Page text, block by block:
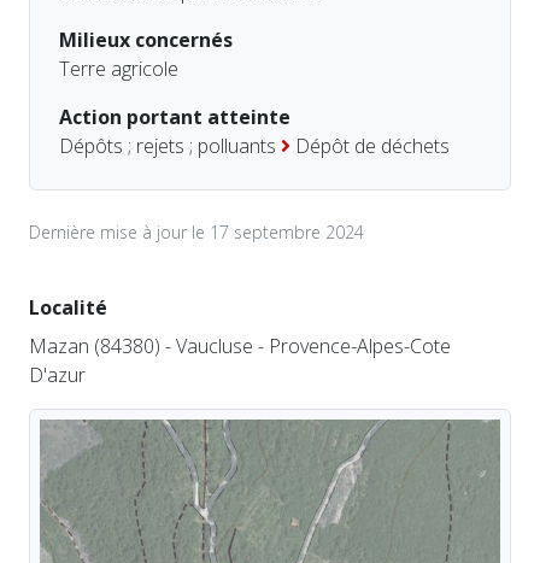
Milieux concernés
Terre agricole
Action portant atteinte
Dépôts ; rejets ; polluants
Dépôt de déchets
Dernière mise à jour le 17 septembre 2024
Localité
Mazan (84380) - Vaucluse - Provence-Alpes-Cote
D'azur